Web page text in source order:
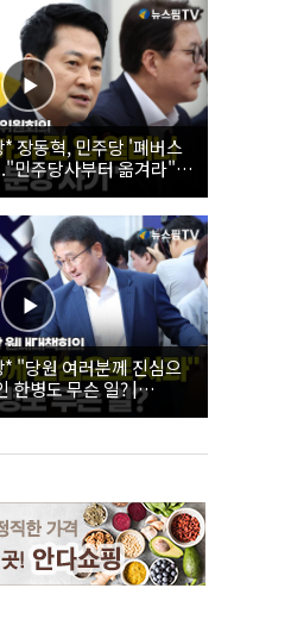
장동혁, 민주당 '폐버스
민주당사부터 옮겨라"
최고위원회의
"당원 여러분께 진심으
한병도 무슨 일? |
당 원내대책회의